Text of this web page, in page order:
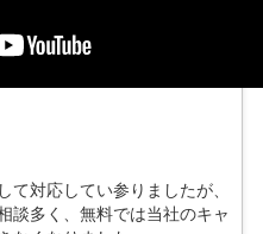
て対応してい参りましたが、
談多く、無料では当社のキャ